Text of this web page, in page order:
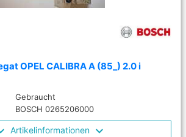
OPEL CALIBRA A (85_) 2.0 i
Gebraucht
BOSCH 0265206000
Artikelinformationen